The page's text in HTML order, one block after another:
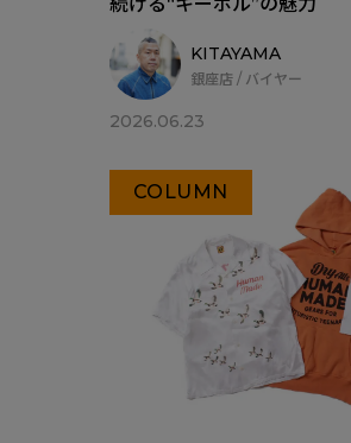
KITAYAMA
銀座店 / バイヤー
2026.06.23
COLUMN